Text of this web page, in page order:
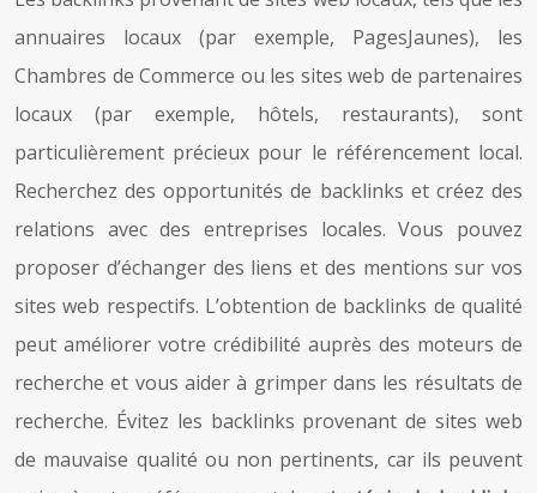
annuaires locaux (par exemple, PagesJaunes), les
Chambres de Commerce ou les sites web de partenaires
locaux (par exemple, hôtels, restaurants), sont
particulièrement précieux pour le référencement local.
Recherchez des opportunités de backlinks et créez des
relations avec des entreprises locales. Vous pouvez
proposer d’échanger des liens et des mentions sur vos
sites web respectifs. L’obtention de backlinks de qualité
peut améliorer votre crédibilité auprès des moteurs de
recherche et vous aider à grimper dans les résultats de
recherche. Évitez les backlinks provenant de sites web
de mauvaise qualité ou non pertinents, car ils peuvent